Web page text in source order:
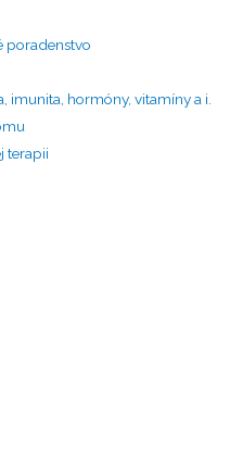
poradenstvo
imunita, hormóny, vitamíny a i.
terapii